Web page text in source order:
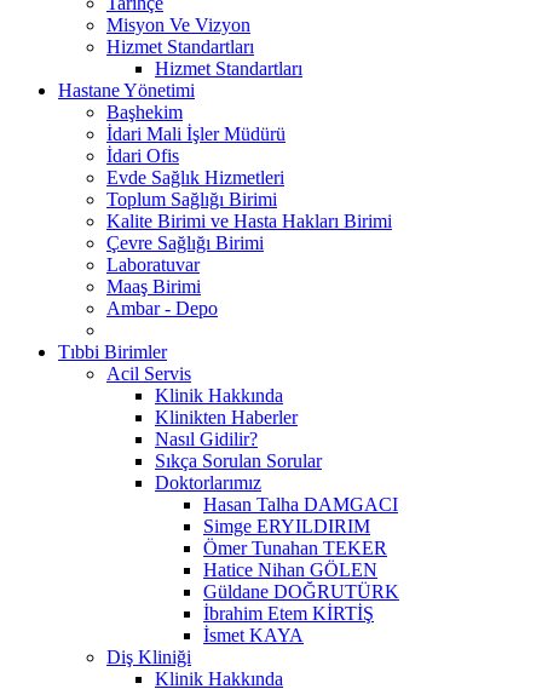
Misyon Ve Vizyon
Hizmet Standartları
Hizmet Standartları
Hastane Yönetimi
Başhekim
İdari Mali İşler Müdürü
İdari Ofis
Evde Sağlık Hizmetleri
Toplum Sağlığı Birimi
Kalite Birimi ve Hasta Hakları Birimi
Çevre Sağlığı Birimi
Laboratuvar
Maaş Birimi
Ambar - Depo
Tıbbi Birimler
Acil Servis
Klinik Hakkında
Klinikten Haberler
Nasıl Gidilir?
Sıkça Sorulan Sorular
Doktorlarımız
Hasan Talha DAMGACI
Simge ERYILDIRIM
Ömer Tunahan TEKER
Hatice Nihan GÖLEN
Güldane DOĞRUTÜRK
İbrahim Etem KİRTİŞ
İsmet KAYA
Diş Kliniği
Klinik Hakkında